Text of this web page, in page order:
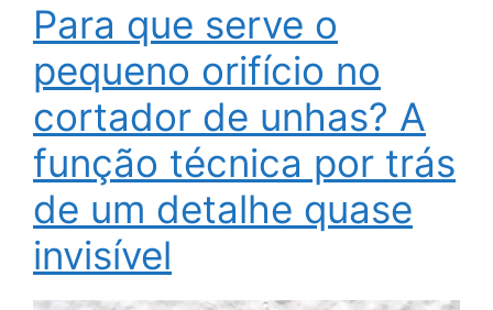
Para que serve o
pequeno orifício no
cortador de unhas? A
função técnica por trás
de um detalhe quase
invisível